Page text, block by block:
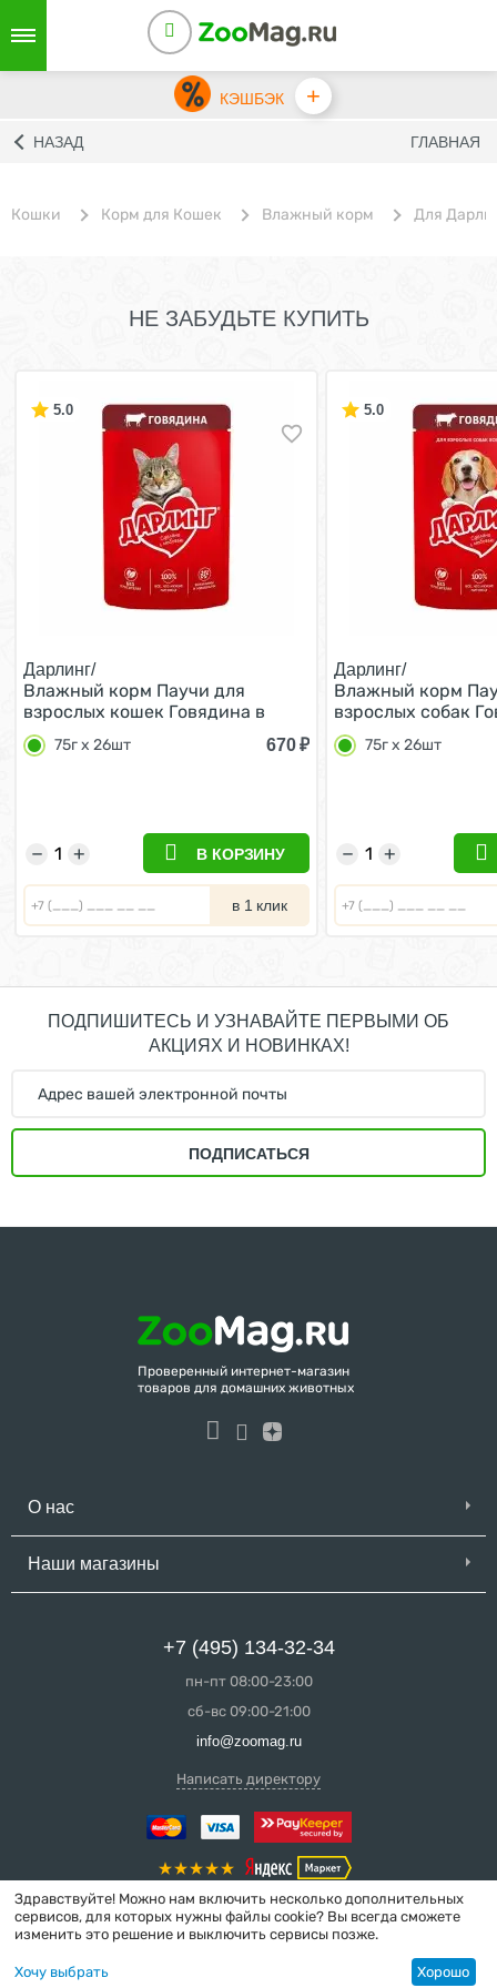
КЭШБЭК +
НАЗАД ГЛАВНАЯ
Кошки Корм для Кошек Влажный корм Для
НЕ ЗАБУДЬТЕ КУПИТЬ
5.0
Дарлинг/
Влажный корм Паучи для
взрослых кошек Говядина в
подливе (цена за упаковку) 75г х
26шт75г х 26шт 670₽
+
− В КОРЗИНУ
в 1 клик
5.0
Дарлинг/
Влажный корм
взрослых собак
подливе (цена за
26шт75г х 26шт
+
−
ПОДПИШИТЕСЬ И УЗНАВАЙТЕ ПЕРВЫМИ ОБ
АКЦИЯХ И НОВИНКАХ!
ПОДПИСАТЬСЯ
Проверенный интернет-магазин
товаров для домашних животных
О нас
Наши магазины
+7 (495) 134-32-34
пн-пт 08:00-23:00
сб-вс 09:00-21:00
info@zoomag.ru
Написать директору
Интернет-магазин сделан в вебстудии
MakeShop.pro
Здравствуйте! Можно нам включить несколько дополнительных
сервисов, для которых нужны файлы cookie? Вы всегда сможете
изменить это решение и выключить сервисы позже.
Хочу выбрать Хорошо